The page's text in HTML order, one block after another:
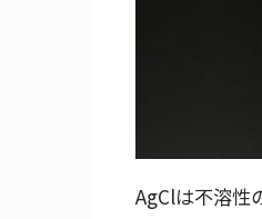
AgClは不溶性